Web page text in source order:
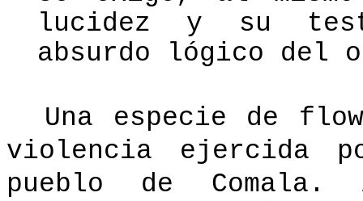
lucidez y su
absurdo lógico del
Una especie de
violencia ejercida
pueblo de